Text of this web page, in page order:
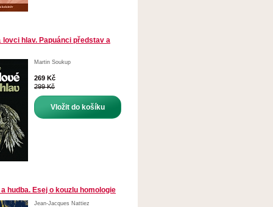
lovci hlav. Papuánci představ a
Martin Soukup
269 Kč
299 Kč
Vložit do košíku
hudba. Esej o kouzlu homologie
Jean-Jacques Nattiez